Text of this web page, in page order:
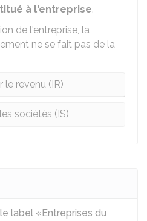
à l'entreprise.
de l'entreprise, la
ne se fait pas de la
le revenu (IR)
sociétés (IS)
label «Entreprises du